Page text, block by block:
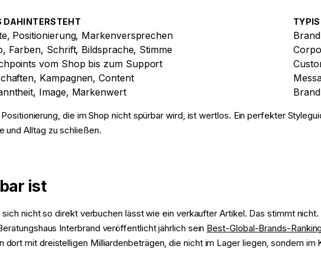
DAHINTERSTEHT
Positionierung, Markenversprechen
Farben, Schrift, Bildsprache, Stimme
vom Shop bis zum Support
Kampagnen, Content
Image, Markenwert
die im Shop nicht spürbar wird, ist wertlos. Ein perfekter
und Alltag zu schließen.
ist
nicht so direkt verbuchen lässt wie ein verkaufter Artikel. Das stimmt
Interbrand veröffentlicht jährlich sein Best-Global-Brands-Ranking
mit dreistelligen Milliardenbeträgen, die nicht im Lager liegen, sondern im